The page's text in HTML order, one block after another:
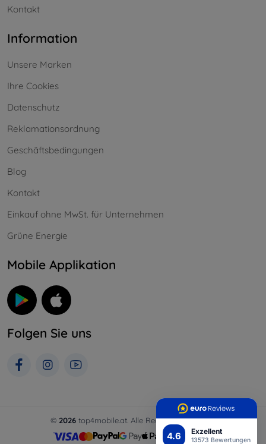
4.6 Exzellent
13573 Bewertungen
Kontakt
Information
Unsere Marken
Ihre Cookies
Datenschutz
Reklamationsordnung
Geschäftsbedingungen
Blog
Kontakt
Einkauf ohne MwSt. für Unternehmen
Grüne Energie
Mobile Applikation
Folgen Sie uns
© 2026top4mobile.at. Alle Rechte vorbehalten.